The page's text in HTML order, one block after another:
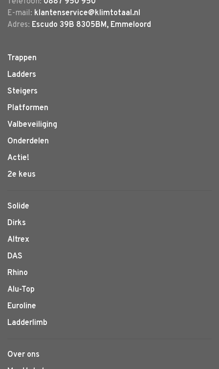
E-mail: klantenservice@klimtotaal.nl
Adres: Escudo 39B 8305BM, Emmeloord
Trappen
Ladders
Steigers
Platformen
Valbeveiliging
Onderdelen
Actie!
2e keus
Solide
Dirks
Altrex
DAS
Rhino
Alu-Top
Euroline
Ladderlimb
Over ons